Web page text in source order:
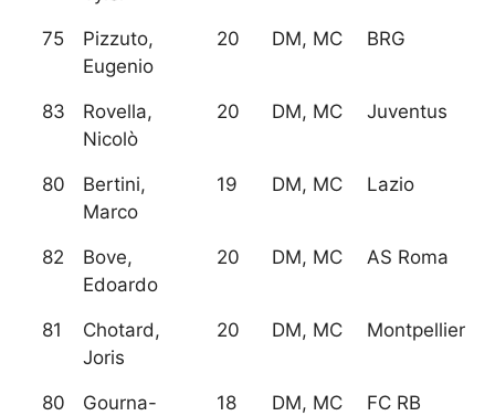
75
Pizzuto,
Eugenio
20 DM, MC BRG
83
Rovella,
Nicolò
20 DM, MC Juventus
80
Bertini,
Marco
19 DM, MC Lazio
82
Bove,
Edoardo
20 DM, MC AS Roma
81
Chotard,
Joris
20 DM, MC Montpellier
80
Gourna-
18 DM, MC
FC RB